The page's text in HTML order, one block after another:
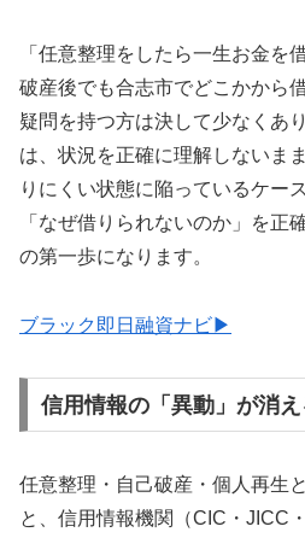
「任意整理をしたら一生お金を
破産後でも合志市でどこかか
疑問を持つ方は決して少なくあ
は、状況を正確に理解しないま
りにくい状態に陥っているケー
「なぜ借りられないのか」を正
の第一歩になります。
ブラック即日融資ナビ▶
信用情報の「異動」が消
任意整理・自己破産・個人再生
と、信用情報機関（CIC・JICC